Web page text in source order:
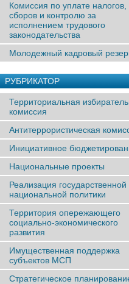
Комиссия по уплате налогов,
сборов и контролю за
исполнением трудового
законодательства
Молодежный кадровый
РУБРИКАТОР
Территориальная
комиссия
Антитеррористическая
Инициативное
Национальные проекты
Реализация государственной
национальной политики
Территория опережающего
социально-экономического
развития
Имущественная поддержка
субъектов МСП
Стратегическое